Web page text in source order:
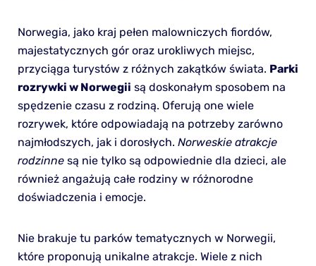
Norwegia, jako kraj pełen malowniczych fiordów,
majestatycznych gór oraz urokliwych miejsc,
przyciąga turystów z różnych zakątków świata. Parki
rozrywki w Norwegii są doskonałym sposobem na
spędzenie czasu z rodziną. Oferują one wiele
rozrywek, które odpowiadają na potrzeby zarówno
najmłodszych, jak i dorosłych. Norweskie atrakcje
rodzinnesą nie tylko są odpowiednie dla dzieci, ale
również angażują całe rodziny w różnorodne
doświadczenia i emocje.
Nie brakuje tu parków tematycznych w Norwegii,
które proponują unikalne atrakcje. Wiele z nich